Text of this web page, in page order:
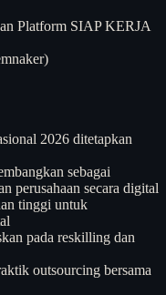
Platform SIAP KERJA
2026 ditetapkan
sebagai
perusahaan secara digital
tinggi untuk
pada reskilling dan
outsourcing bersama